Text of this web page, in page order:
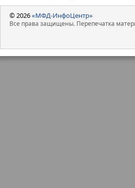
© 2026«МФД-ИнфоЦентр»
Все права защищены. Перепечатка